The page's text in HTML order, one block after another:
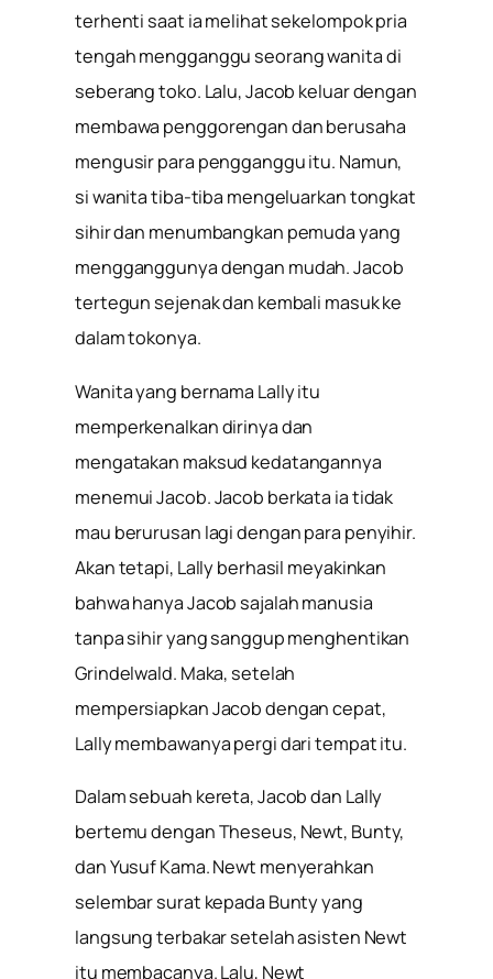
terhenti saat ia melihat sekelompok pria
tengah mengganggu seorang wanita di
seberang toko. Lalu, Jacob keluar dengan
membawa penggorengan dan berusaha
mengusir para pengganggu itu. Namun,
si wanita tiba-tiba mengeluarkan tongkat
sihir dan menumbangkan pemuda yang
mengganggunya dengan mudah. Jacob
tertegun sejenak dan kembali masuk ke
dalam tokonya.
Wanita yang bernama Lally itu
memperkenalkan dirinya dan
mengatakan maksud kedatangannya
menemui Jacob. Jacob berkata ia tidak
mau berurusan lagi dengan para penyihir.
Akan tetapi, Lally berhasil meyakinkan
bahwa hanya Jacob sajalah manusia
tanpa sihir yang sanggup menghentikan
Grindelwald. Maka, setelah
mempersiapkan Jacob dengan cepat,
Lally membawanya pergi dari tempat itu.
Dalam sebuah kereta, Jacob dan Lally
bertemu dengan Theseus, Newt, Bunty,
dan Yusuf Kama. Newt menyerahkan
selembar surat kepada Bunty yang
langsung terbakar setelah asisten Newt
itu membacanya. Lalu, Newt